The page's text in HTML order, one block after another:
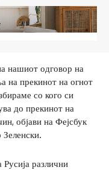
нашиот одговор на
на прекинот на огнот
со кого си
до прекинот на
објави на Фејсбук
различни